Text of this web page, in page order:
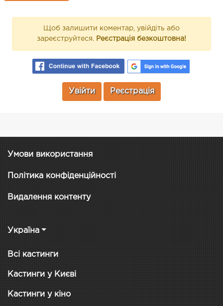
Щоб залишити коментар, увійдіть або
зареєструйтеся. Реєстрація безкоштовна!
Увійти Реєстрація
Умови використання
Політика конфіденційності
Видалення контенту
Україна
Всі кастинги
Кастинги у Києві
Кастинги у кіно